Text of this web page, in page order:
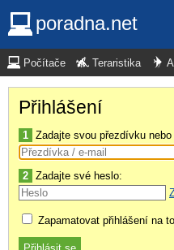
poradna.net
Počítače Teraristika
Přihlášení
1 Zadajte svou přezdívku nebo
2 Zadajte své heslo:
Zapamatovat přihlášení na